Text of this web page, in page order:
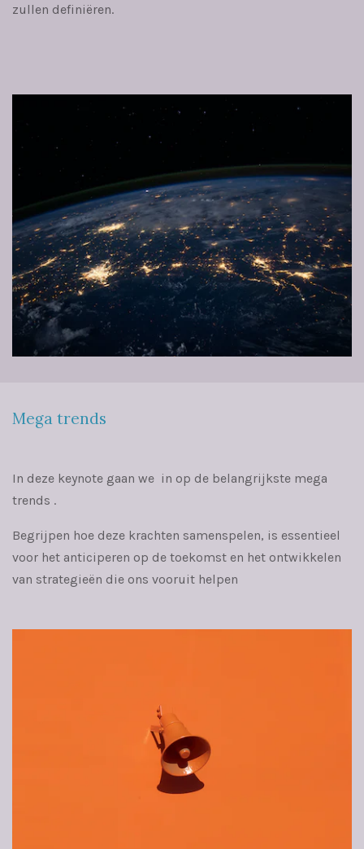
zullen definiëren.
Mega trends
In deze keynote gaan we in op de belangrijkste mega
trends .
Begrijpen hoe deze krachten samenspelen, is essentieel
voor het anticiperen op de toekomst en het ontwikkelen
van strategieën die ons vooruit helpen